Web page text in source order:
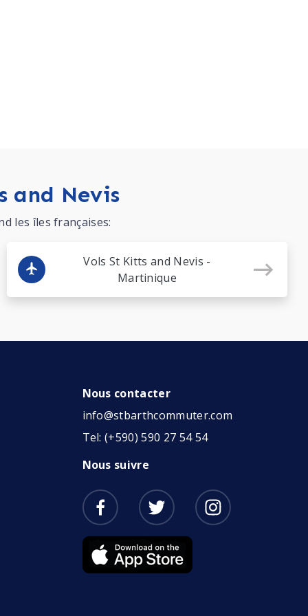
and Nevis
les îles françaises:
Vols St Kitts and Nevis -
Martinique
Nous contacter
info@stbarthcommuter.com
Tel: (+590) 590 27 54 54
Nous suivre